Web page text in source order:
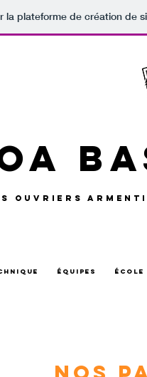
la plateforme de création de
OUVRIERS
ÉQUIPES ÉCOLE
ÉQUIPES